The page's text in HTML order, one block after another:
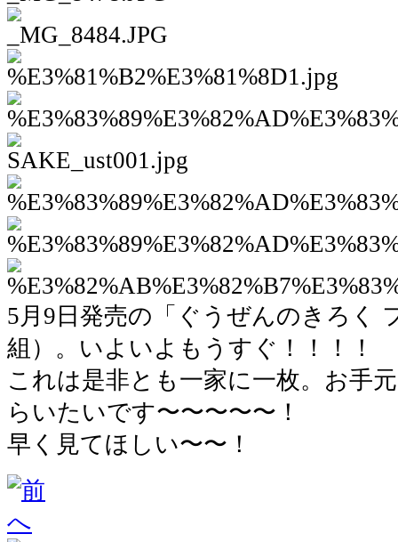
5月9日発売の「ぐうぜんのきろく
組）。いよいよもうすぐ！！！！
これは是非とも一家に一枚。お手
らいたいです〜〜〜〜〜！
早く見てほしい〜〜！